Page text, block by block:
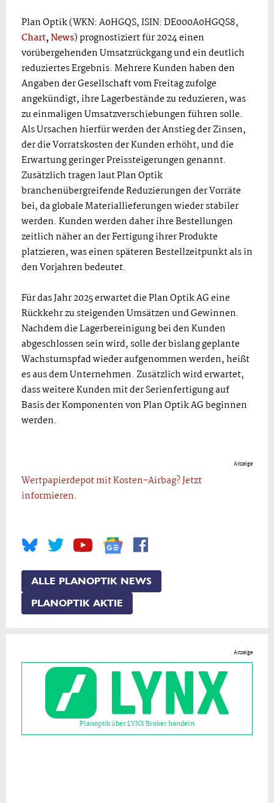
Plan Optik (WKN: A0HGQS, ISIN: DE000A0HGQS8,
Chart,News) prognostiziert für 2024 einen
vorübergehenden Umsatzrückgang und ein deutlich
reduziertes Ergebnis. Mehrere Kunden haben den
Angaben der Gesellschaft vom Freitag zufolge
angekündigt, ihre Lagerbestände zu reduzieren, was
zu einmaligen Umsatzverschiebungen führen solle.
Als Ursachen hierfür werden der Anstieg der Zinsen,
der die Vorratskosten der Kunden erhöht, und die
Erwartung geringer Preissteigerungen genannt.
Zusätzlich tragen laut Plan Optik
branchenübergreifende Reduzierungen der Vorräte
bei, da globale Materiallieferungen wieder stabiler
werden. Kunden werden daher ihre Bestellungen
zeitlich näher an der Fertigung ihrer Produkte
platzieren, was einen späteren Bestellzeitpunkt als in
den Vorjahren bedeutet.
Für das Jahr 2025 erwartet die Plan Optik AG eine
Rückkehr zu steigenden Umsätzen und Gewinnen.
Nachdem die Lagerbereinigung bei den Kunden
abgeschlossen sein wird, solle der bislang geplante
Wachstumspfad wieder aufgenommen werden, heißt
es aus dem Unternehmen. Zusätzlich wird erwartet,
dass weitere Kunden mit der Serienfertigung auf
Basis der Komponenten von Plan Optik AG beginnen
werden.
Anzeige
Wertpapierdepot mit Kosten-Airbag? Jetzt
informieren.
ALLE PLANOPTIK NEWS
PLANOPTIK AKTIE
Anzeige
Planoptik über LYNX Broker handeln